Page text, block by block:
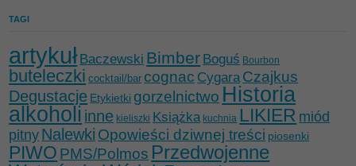
TAGI
artykułBaczewski Bimber Boguś Bourbon
buteleczki cocktail/bar cognac CygaraCzajkus
Degustacje Etykietki gorzelnictwo Historia
alkoholi inne kieliszki Książka kuchnia LIKIER miód
pitny Nalewki Opowieści dziwnej treści piosenki
PIWO PMS/Polmos Przedwojenne